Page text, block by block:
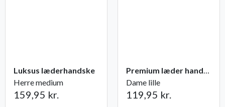
Luksus læderhandske
Herre medium
159,95 kr.
Premium læder handske Flutter
Dame lille
119,95 kr.